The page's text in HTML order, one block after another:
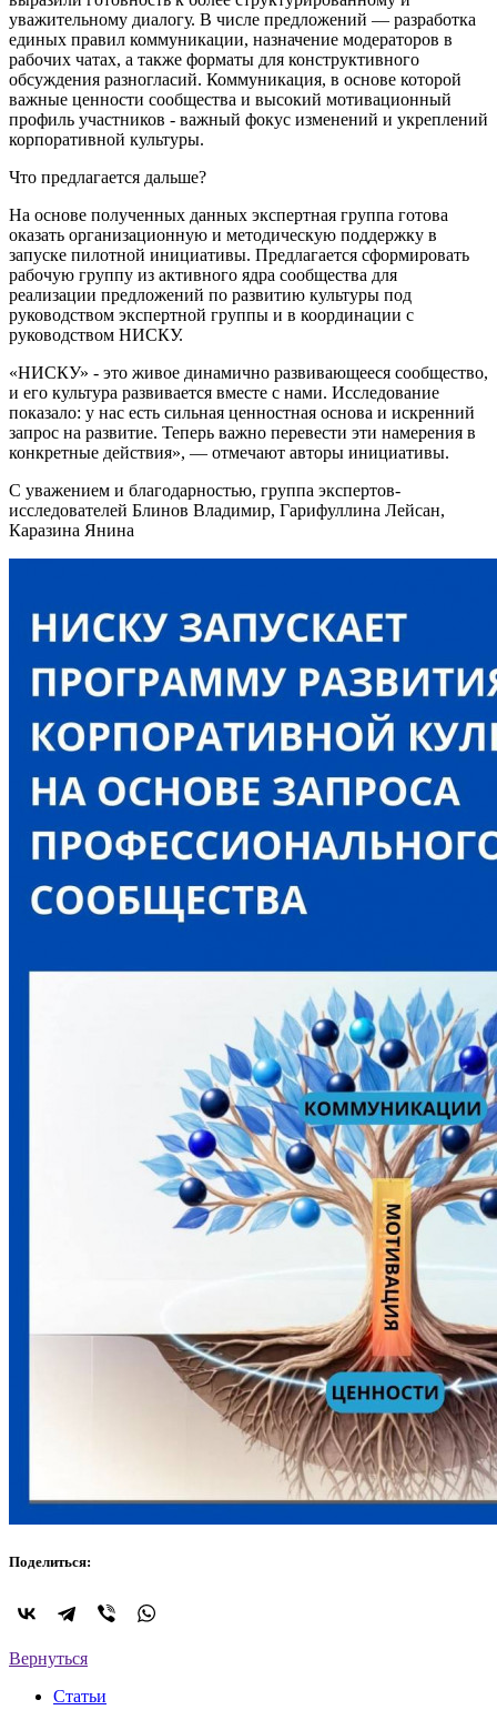
уважительному диалогу. В числе предложений — разработка
единых правил коммуникации, назначение модераторов в
рабочих чатах, а также форматы для конструктивного
обсуждения разногласий. Коммуникация, в основе которой
важные ценности сообщества и высокий мотивационный
профиль участников - важный фокус изменений и укреплений
корпоративной культуры.
Что предлагается дальше?
На основе полученных данных экспертная группа готова
оказать организационную и методическую поддержку в
запуске пилотной инициативы. Предлагается сформировать
рабочую группу из активного ядра сообщества для
реализации предложений по развитию культуры под
руководством экспертной группы и в координации с
руководством НИСКУ.
«НИСКУ» - это живое динамично развивающееся сообщество,
и его культура развивается вместе с нами. Исследование
показало: у нас есть сильная ценностная основа и искренний
запрос на развитие. Теперь важно перевести эти намерения в
конкретные действия», — отмечают авторы инициативы.
С уважением и благодарностью, группа экспертов-
исследователей Блинов Владимир, Гарифуллина Лейсан,
Каразина Янина
Поделиться:
Вернуться
Статьи